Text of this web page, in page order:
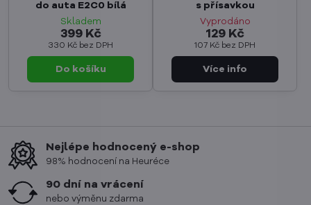
do auta E2C0 bílá
Skladem
399 Kč
330 Kč bez DPH
Do košíku
s přísavkou
Vyprodáno
129 Kč
107 Kč bez DPH
Nejlépe hodnocený e-shop
98% hodnocení na Heuréce
90 dní na vrácení
nebo výměnu zdarma